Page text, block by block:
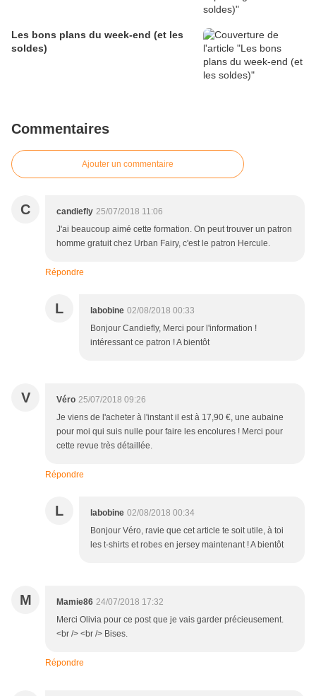
Les bons plans du week-end (et les
soldes)
Commentaires
Ajouter un commentaire
C candiefly 25/07/2018 11:06
J'ai beaucoup aimé cette formation. On peut trouver un patron
homme gratuit chez Urban Fairy, c'est le patron Hercule.
Répondre
L labobine 02/08/2018 00:33
Bonjour Candiefly, Merci pour l'information !
intéressant ce patron ! A bientôt
V Véro 25/07/2018 09:26
Je viens de l'acheter à l'instant il est à 17,90 €, une aubaine
pour moi qui suis nulle pour faire les encolures ! Merci pour
cette revue très détaillée.
Répondre
L labobine 02/08/2018 00:34
Bonjour Véro, ravie que cet article te soit utile, à toi
les t-shirts et robes en jersey maintenant ! A bientôt
M Mamie86 24/07/2018 17:32
Merci Olivia pour ce post que je vais garder précieusement.
<br /> <br /> Bises.
Répondre